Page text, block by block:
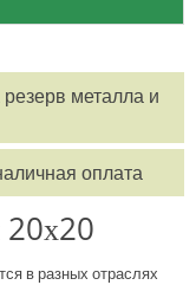
для клиентов "ТПК
металла и
оплата
20х20
в разных отраслях